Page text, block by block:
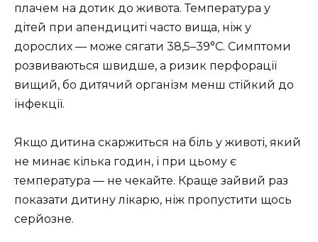
плачем на дотик до живота. Температура у
дітей при апендициті часто вища, ніж у
дорослих — може сягати 38,5–39°C. Симптоми
розвиваються швидше, а ризик перфорації
вищий, бо дитячий організм менш стійкий до
інфекції.
Якщо дитина скаржиться на біль у животі, який
не минає кілька годин, і при цьому є
температура — не чекайте. Краще зайвий раз
показати дитину лікарю, ніж пропустити щось
серйозне.